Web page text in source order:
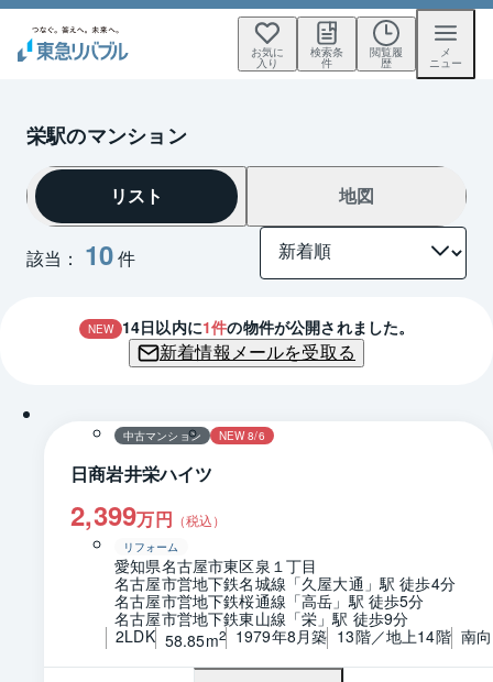
お気に
入り
検索条
件
閲覧履
歴
メ
ニュー
栄駅のマンション
該当： 10件
リスト 地図
NEW 14日以内に1件の物件が公開されました。
新着情報メールを受取る
中古マンション NEW 8/6
日商岩井栄ハイツ
2,399万円 （税込）
リフォーム
愛知県名古屋市東区泉１丁目
名古屋市営地下鉄名城線「久屋大通」駅 徒歩4分
名古屋市営地下鉄桜通線「高岳」駅 徒歩5分
名古屋市営地下鉄東山線「栄」駅 徒歩9分
2LDK 58.85m2 1979年8月築 13階／地上14階 南